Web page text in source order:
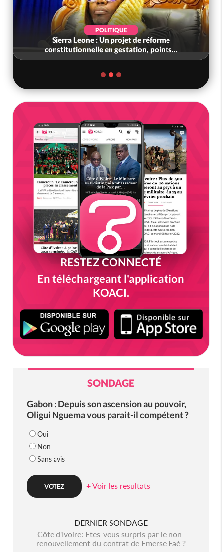
POLITIQUE
Leone : Un projet de réforme
en gestation, points...
Côte d'Ivoire :
liens
RESTEZ CONNECTÉ
En téléchargeant l'application
KOACI.
SONDAGE
Gabon : Depuis son ascension au pouvoir,
Oligui Nguema vous parait-il compétent ?
Oui
Non
Sans avis
+ Voir les resultats
DERNIER SONDAGE
Côte d'Ivoire: Etes-vous surpris par le non-
renouvellement du contrat de Emerse Faé ?